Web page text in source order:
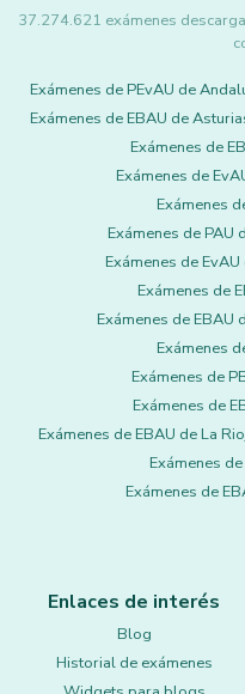
37.274.621 exámenes
Exámenes de PEvAU de
Exámenes de EBAU de
Exámenes de
Exámenes de
Exámenes
Exámenes de PAU
Exámenes de
Exámenes de
Exámenes de EBAU
Exámenes
Exámenes de
Exámenes de
Exámenes de EBAU de La
Exámenes
Exámenes de
Enlaces de interés
Blog
Historial de exámenes